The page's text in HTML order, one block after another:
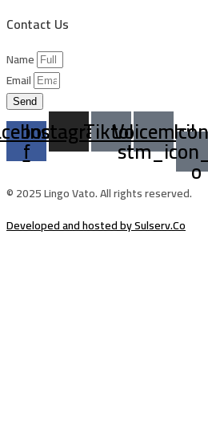
Contact Us
Name
Email
Send
f
Instagram
TiktokVoicemail
o
© 2025 Lingo Vato. All rights reserved.
Developed and hosted by Sulserv.Co